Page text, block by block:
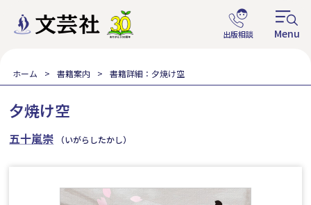
ホーム 書籍案内 書籍詳細：夕焼け空
夕焼け空
五十嵐崇 （いがらしたかし）